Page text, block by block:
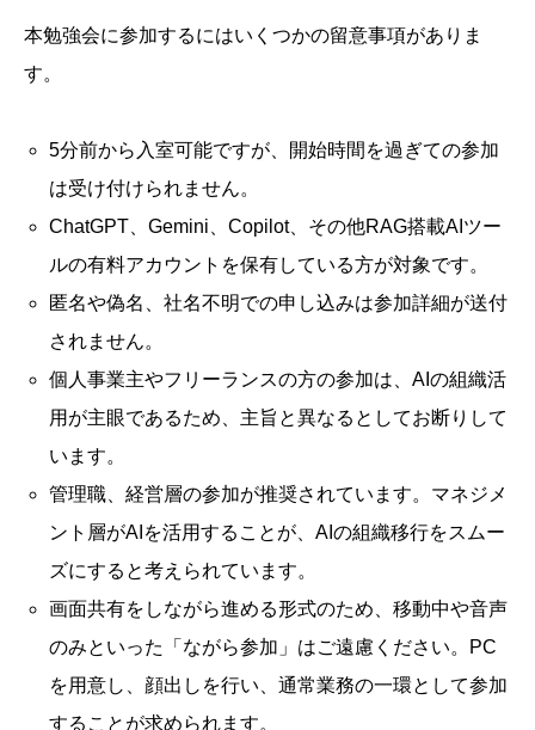
本勉強会に参加するにはいくつかの留意事項がありま
す。
5分前から入室可能ですが、開始時間を過ぎての参加
は受け付けられません。
ChatGPT、Gemini、Copilot、その他RAG搭載AIツー
ルの有料アカウントを保有している方が対象です。
匿名や偽名、社名不明での申し込みは参加詳細が送付
されません。
個人事業主やフリーランスの方の参加は、AIの組織活
用が主眼であるため、主旨と異なるとしてお断りして
います。
管理職、経営層の参加が推奨されています。マネジメ
ント層がAIを活用することが、AIの組織移行をスムー
ズにすると考えられています。
画面共有をしながら進める形式のため、移動中や音声
のみといった「ながら参加」はご遠慮ください。PC
を用意し、顔出しを行い、通常業務の一環として参加
することが求められます。